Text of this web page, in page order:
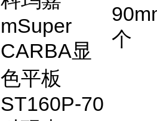
mSuper
CARBA显
色平板
个
ST160P-70